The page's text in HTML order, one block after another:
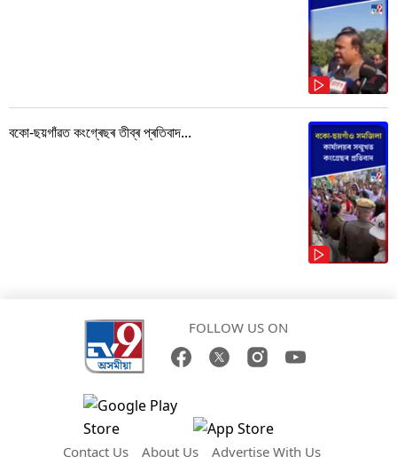
বকো-ছয়গাঁৱত কংগ্ৰেছৰ তীব্ৰ প্ৰতিবাদ...
FOLLOW US ON
Contact Us About Us Advertise With Us